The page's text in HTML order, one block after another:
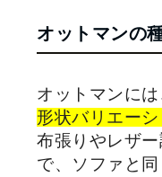
オットマンの
オットマンには
形状バリエー
布張りやレザ
で、ソファと